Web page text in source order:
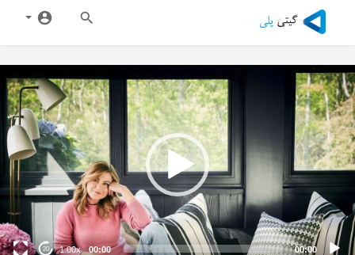
00:00
00:00
1.00x
20